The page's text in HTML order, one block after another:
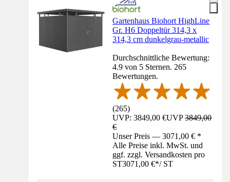
Gartenhaus Biohort HighLine
Gr. H6 Doppeltür 314,3 x
314,3 cm dunkelgrau-metallic
Durchschnittliche Bewertung:
4.9 von 5 Sternen. 265
Bewertungen.
(265)
UVP: 3849,00 €UVP3849,00
€
Unser Preis — 3071,00 € *
Alle Preise inkl. MwSt. und
ggf. zzgl. Versandkosten pro
ST3071,00 €*/ ST